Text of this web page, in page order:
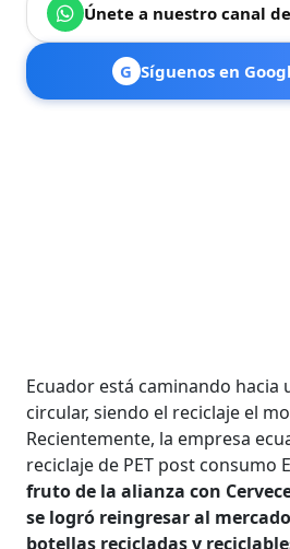
Únete a nuestro canal
G Síguenos en
Ecuador está caminando hacia
circular, siendo el reciclaje el
Recientemente, la empresa
reciclaje de PET post consumo
fruto de la alianza con
se logró reingresar al
botellas recicladas y